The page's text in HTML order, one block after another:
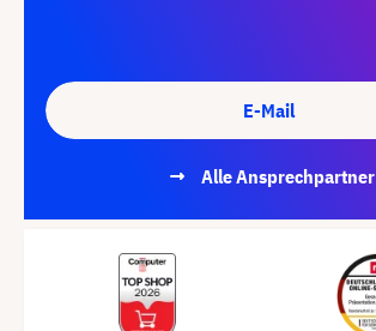
E-Mail
Alle Ansprechpartner